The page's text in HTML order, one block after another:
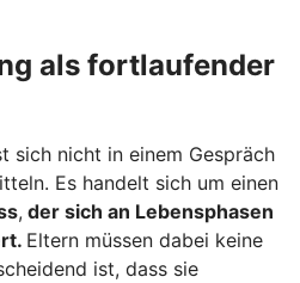
als fortlaufender
sich nicht in einem Gespräch
Es handelt sich um einen
, der sich an Lebensphasen
Eltern müssen dabei keine
ist, dass sie